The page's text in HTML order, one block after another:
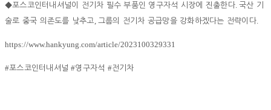
◆포스코인터내셔널이 전기차 필수 부품인 영구자석 시장에 진출한다. 국산 기
술로 중국 의존도를 낮추고, 그룹의 전기차 공급망을 강화하겠다는 전략이다.
https://www.hankyung.com/article/2023100329331
#포스코인터내셔널#영구자석 #전기차